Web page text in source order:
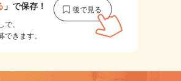
」で保存！
で、
できます。